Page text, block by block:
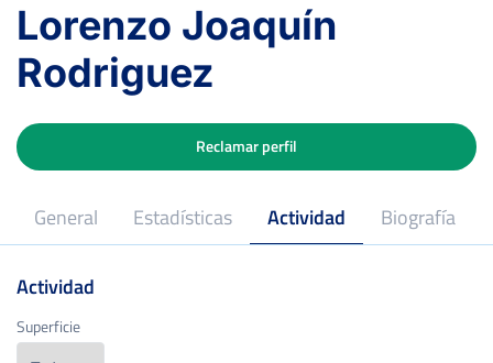
Lorenzo Joaquín
Rodriguez
General Estadísticas Actividad Biografía
Reclamar perfil
Superficie
Actividad
Superficie